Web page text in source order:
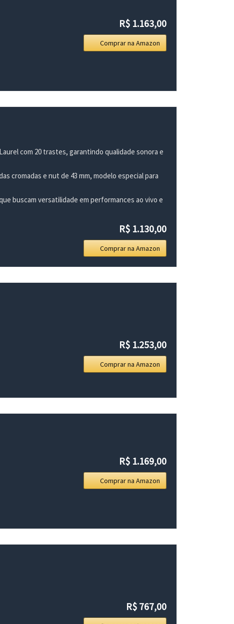
R$ 1.163,00
Comprar na Amazon
com 20 trastes, garantindo qualidade sonora e
cromadas e nut de 43 mm, modelo especial para
buscam versatilidade em performances ao vivo e
R$ 1.130,00
Comprar na Amazon
R$ 1.253,00
Comprar na Amazon
R$ 1.169,00
Comprar na Amazon
R$ 767,00